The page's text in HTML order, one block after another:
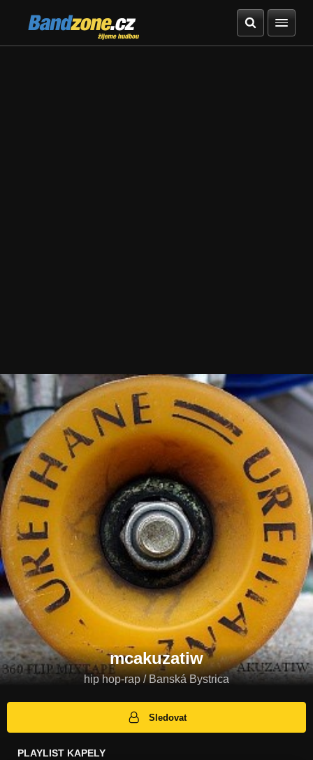
Bandzone.cz
žijeme hudbou
mcakuzatiw
hip hop-rap / Banská Bystrica
Sledovat
PLAYLIST KAPELY